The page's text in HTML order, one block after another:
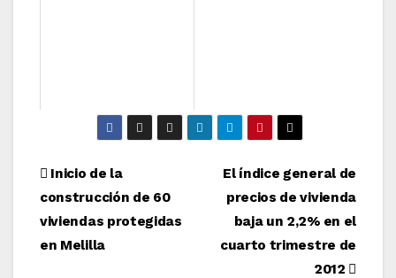
Navegación
de
entradas
El índice general de
precios de vivienda
baja un 2,2% en el
cuarto trimestre de
2012
Inicio de la
construcción de 60
viviendas protegidas
en Melilla